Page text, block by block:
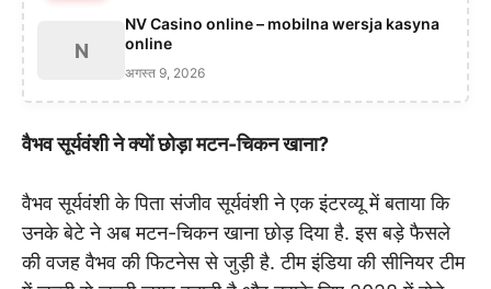
N
NV Casino online – mobilna wersja kasyna
online
अगस्त 9, 2026
वैभव सूर्यवंशी ने क्यों छोड़ा मटन-चिकन खाना?
वैभव सूर्यवंशी के पिता संजीव सूर्यवंशी ने एक इंटरव्यू में बताया कि
उनके बेटे ने अब मटन-चिकन खाना छोड़ दिया है. इस बड़े फैसले
की वजह वैभव की फिटनेस से जुड़ी है. टीम इंडिया की सीनियर टीम